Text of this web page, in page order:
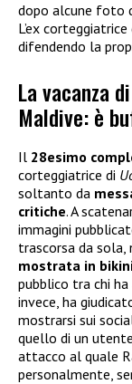
dopo alcune foto
L’ex corteggiatrice
difendendo la
La vacanza
Maldive: è
Il 28esimo
corteggiatrice di
soltanto da
critiche. A
immagini
trascorsa da sola,
mostrata in
pubblico tra chi
invece, ha
mostrarsi sui
quello di un
attacco al quale
personalmente,